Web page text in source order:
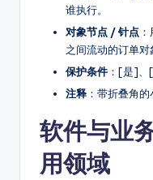
谁执行。
对象节点 / 针点
之间流动的订单对
保护条件 ：[是]、
注释 ：带折叠角
软件与业
用领域